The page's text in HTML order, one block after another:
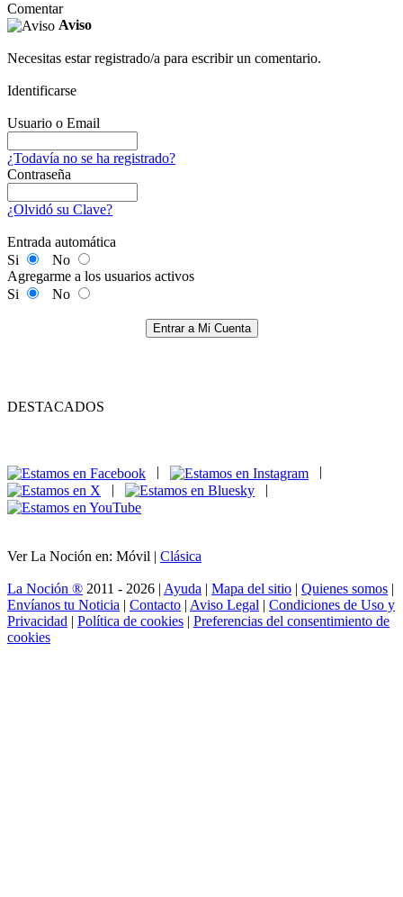
Comentar
Aviso
Necesitas estar registrado/a para escribir un comentario.
Identificarse
Usuario o Email
¿Todavía no se ha registrado?
Contraseña
¿Olvidó su Clave?
Entrada automática
Si
No
Agregarme a los usuarios activos
Si
No
Entrar a Mi Cuenta
DESTACADOS
|
|
Ver La Noción en: Móvil | Clásica
La Noción ® 2011 - 2026 | Ayuda | Mapa del sitio | Quienes somos |
Envíanos tu Noticia | Contacto | Aviso Legal | Condiciones de Uso y
Privacidad | Política de cookies | Preferencias del consentimiento de
cookies